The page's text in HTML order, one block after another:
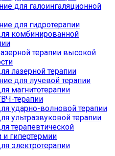
для галоингаляционной
для гидротерапии
комбинированной
терапии высокой
лазерной терапии
для лучевой терапии
магнитотерапии
терапии
ударно-волновой терапии
ультразвуковой терапии
терапевтической
и гипертермии
электротерапии